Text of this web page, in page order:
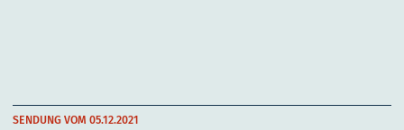
SENDUNG VOM 05.12.2021